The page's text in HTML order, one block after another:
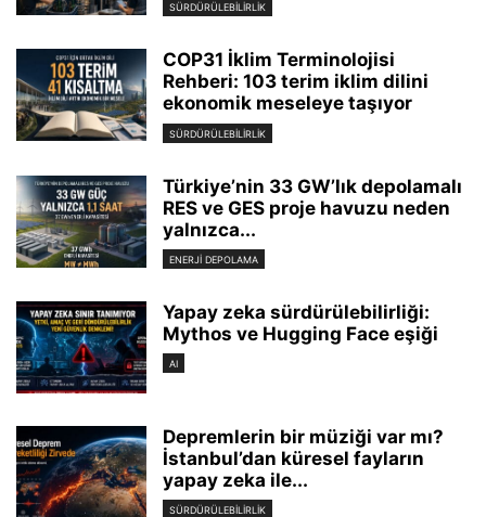
SÜRDÜRÜLEBILIRLIK
COP31 İklim Terminolojisi
Rehberi: 103 terim iklim dilini
ekonomik meseleye taşıyor
SÜRDÜRÜLEBILIRLIK
Türkiye’nin 33 GW’lık depolamalı
RES ve GES proje havuzu neden
yalnızca...
ENERJI DEPOLAMA
Yapay zeka sürdürülebilirliği:
Mythos ve Hugging Face eşiği
AI
Depremlerin bir müziği var mı?
İstanbul’dan küresel fayların
yapay zeka ile...
SÜRDÜRÜLEBILIRLIK